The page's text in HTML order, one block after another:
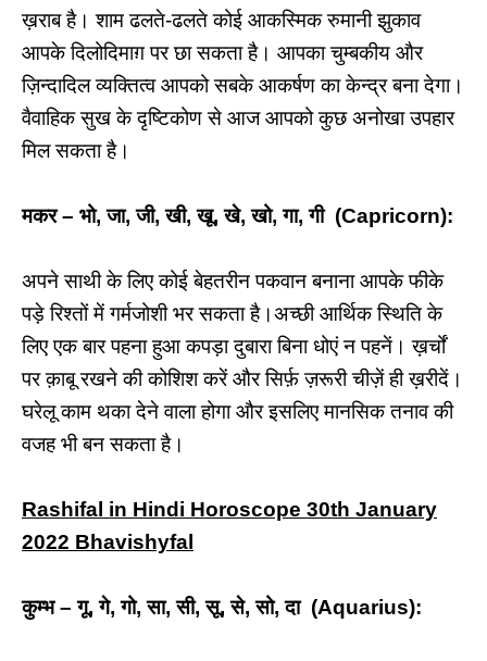
ख़राब है। शाम ढलते-ढलते कोई आकस्मिक रुमानी झुकाव
आपके दिलोदिमाग़ पर छा सकता है। आपका चुम्बकीय और
ज़िन्दादिल व्यक्तित्व आपको सबके आकर्षण का केन्द्र बना देगा।
वैवाहिक सुख के दृष्टिकोण से आज आपको कुछ अनोखा उपहार
मिल सकता है।
मकर – भो, जा, जी, खी, खू, खे, खो, गा, गी (Capricorn):
अपने साथी के लिए कोई बेहतरीन पकवान बनाना आपके फीके
पड़े रिश्तों में गर्मजोशी भर सकता है।अच्छी आर्थिक स्थिति के
लिए एक बार पहना हुआ कपड़ा दुबारा बिना धोएं न पहनें। ख़र्चों
पर क़ाबू रखने की कोशिश करें और सिर्फ़ ज़रूरी चीज़ें ही ख़रीदें।
घरेलू काम थका देने वाला होगा और इसलिए मानसिक तनाव की
वजह भी बन सकता है।
Rashifal in Hindi Horoscope 30th January
2022 Bhavishyfal
कुम्भ – गू, गे, गो, सा, सी, सू, से, सो, दा (Aquarius):